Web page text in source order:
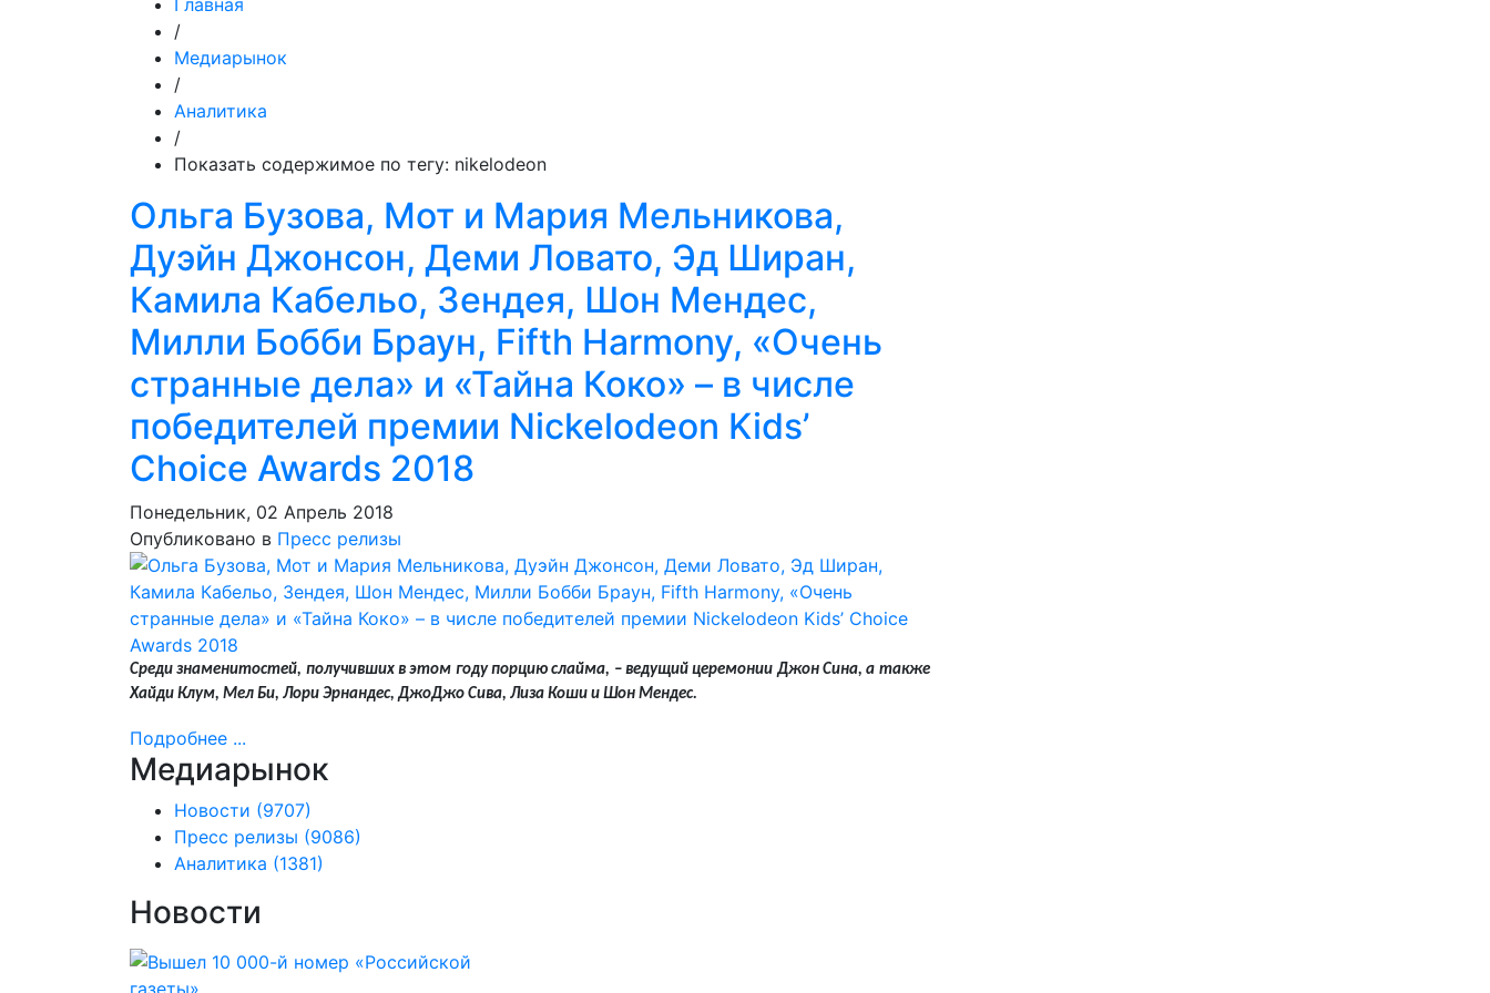
Главная
/
Медиарынок
/
Аналитика
/
Показать содержимое по тегу: nikelodeon
Ольга Бузова, Мот и Мария Мельникова,
Дуэйн Джонсон, Деми Ловато, Эд Ширан,
Камила Кабельо, Зендея, Шон Мендес,
Милли Бобби Браун, Fifth Harmony, «Очень
странные дела» и «Тайна Коко» – в числе
победителей премии Nickelodeon Kids’
Choice Awards 2018
Понедельник, 02 Апрель 2018
Опубликовано в Пресс релизы
Среди знаменитостей, получивших в этом году порцию слайма, – ведущий церемонии Джон Сина, а также
Хайди Клум, Мел Би, Лори Эрнандес, ДжоДжо Сива, Лиза Коши и Шон Мендес.
Подробнее ...
Медиарынок
Новости (9707)
Пресс релизы (9086)
Аналитика (1381)
Новости